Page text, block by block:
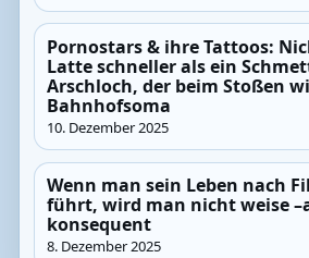
Pornostars & ihre Tattoos:
Latte schneller als ein
Arschloch, der beim Stoßen
Bahnhofsoma
10. Dezember 2025
Wenn man sein Leben nach
führt, wird man nicht weise
konsequent
8. Dezember 2025